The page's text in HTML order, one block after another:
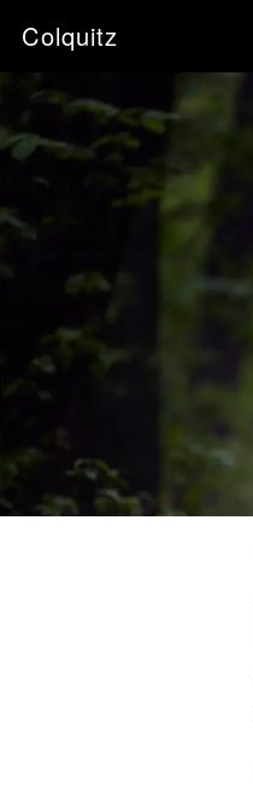
Colquitz